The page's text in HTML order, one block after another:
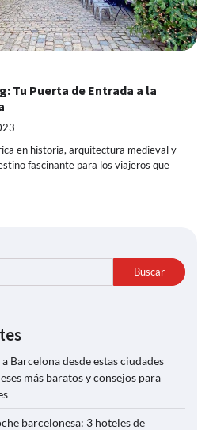
Tu Puerta de Entrada a la
en historia, arquitectura medieval y
fascinante para los viajeros que
Buscar
Barcelona desde estas ciudades
más baratos y consejos para
barcelonesa: 3 hoteles de